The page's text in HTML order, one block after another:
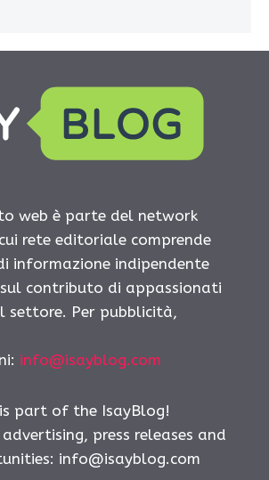
web è parte del network
rete editoriale comprende
informazione indipendente
contributo di appassionati
settore. Per pubblicità,
info@isayblog.com
part of the IsayBlog!
press releases and
info@isayblog.com